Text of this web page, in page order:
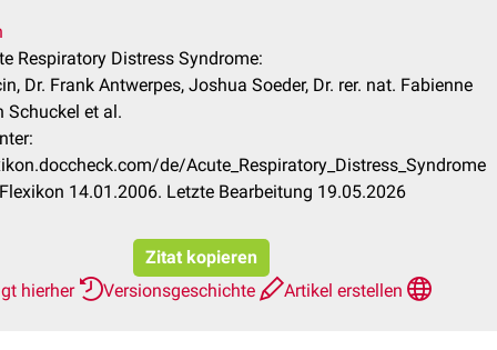
Respiratory Distress Syndrome:
Dr. Frank Antwerpes, Joshua Soeder, Dr. rer. nat. Fabienne
Schuckel et al.
de/Acute_Respiratory_Distress_Syndrome
14.01.2006. Letzte Bearbeitung 19.05.2026
Zitat kopieren
hierher
Versionsgeschichte Artikel erstellen